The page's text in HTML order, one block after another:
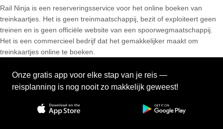
Rail Ninja is een reserveringsservice voor het online boeken van
treinkaartjes. Het is geen treinmaatschappij, bezit of exploiteert geen
treinen en is geen officiële website van een spoorwegmaatschappij.
Het is een commercieel bedrijf dat het gemakkelijker maakt om
treinkaartjes online te boeken.
Onze gratis app voor elke stap van je reis —
reisplanning is nog nooit zo makkelijk geweest!